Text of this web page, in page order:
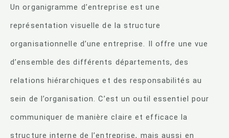
Un organigramme d’entreprise est une
représentation visuelle de la structure
organisationnelle d’une entreprise. Il offre une vue
d’ensemble des différents départements, des
relations hiérarchiques et des responsabilités au
sein de l’organisation. C’est un outil essentiel pour
communiquer de manière claire et efficace la
structure interne de l’entreprise, mais aussi en